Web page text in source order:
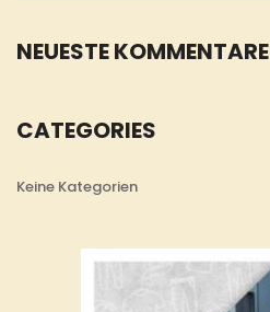
NEUESTE KOMMENTARE
CATEGORIES
Keine Kategorien